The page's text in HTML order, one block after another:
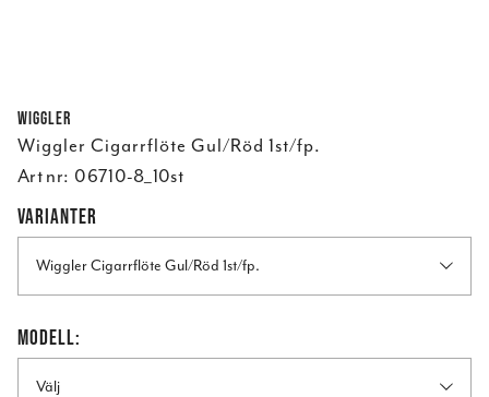
Wiggler
Wiggler Cigarrflöte Gul/Röd 1st/fp.
Art nr: 06710-8_10st
VARIANTER
Wiggler Cigarrflöte Gul/Röd 1st/fp.
MODELL:
Välj